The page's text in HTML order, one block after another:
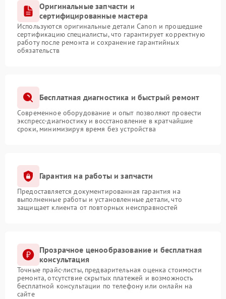
Оригинальные запчасти и
сертифицированные мастера
Используются оригинальные детали Canon и прошедшие
сертификацию специалисты, что гарантирует корректную
работу после ремонта и сохранение гарантийных
обязательств
Бесплатная диагностика и быстрый ремонт
Современное оборудование и опыт позволяют провести
экспресс-диагностику и восстановление в кратчайшие
сроки, минимизируя время без устройства
Гарантия на работы и запчасти
Предоставляется документированная гарантия на
выполненные работы и установленные детали, что
защищает клиента от повторных неисправностей
Прозрачное ценообразование и бесплатная
консультация
Точные прайс-листы, предварительная оценка стоимости
ремонта, отсутствие скрытых платежей и возможность
бесплатной консультации по телефону или онлайн на
сайте